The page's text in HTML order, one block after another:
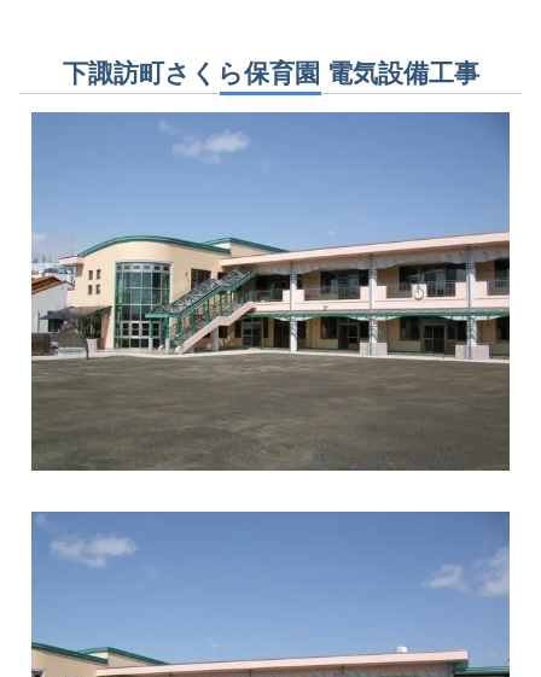
下諏訪町さくら保育園 電気設備工事